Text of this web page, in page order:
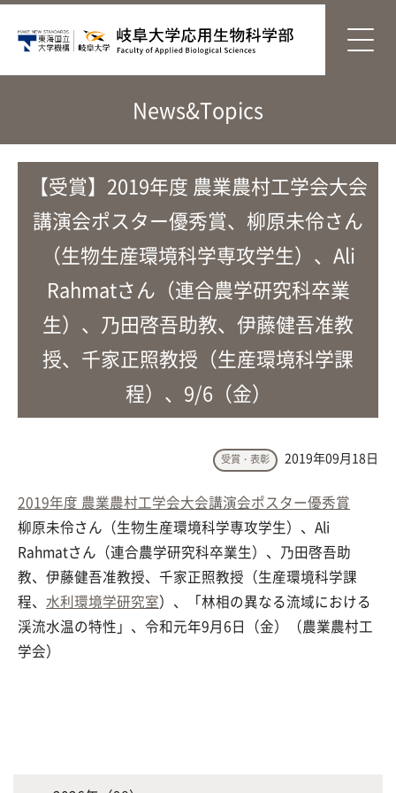
News&Topics
【受賞】2019年度 農業農村工学会大会
講演会ポスター優秀賞、柳原未伶さん
（生物生産環境科学専攻学生）、Ali
Rahmatさん（連合農学研究科卒業
生）、乃田啓吾助教、伊藤健吾准教
授、千家正照教授（生産環境科学課
程）、9/6（金）
受賞・表彰 2019年09月18日
2019年度 農業農村工学会大会講演会ポスター優秀賞
柳原未伶さん（生物生産環境科学専攻学生）、Ali
Rahmatさん（連合農学研究科卒業生）、乃田啓吾助
教、伊藤健吾准教授、千家正照教授（生産環境科学課
程、 水利環境学研究室）、「林相の異なる流域における
渓流水温の特性」、令和元年9月6日（金）（農業農村工
学会）